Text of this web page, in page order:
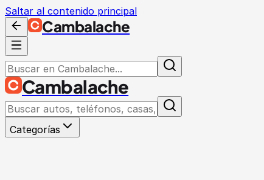
Saltar al contenido principal
Cambalache
Cambalache
Categorías